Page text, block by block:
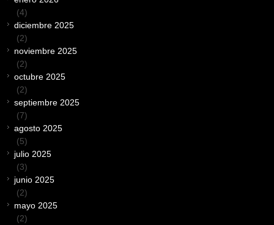
(4)
diciembre 2025
(2)
noviembre 2025
(2)
octubre 2025
(2)
septiembre 2025
(7)
agosto 2025
(5)
julio 2025
(3)
junio 2025
(2)
mayo 2025
(2)